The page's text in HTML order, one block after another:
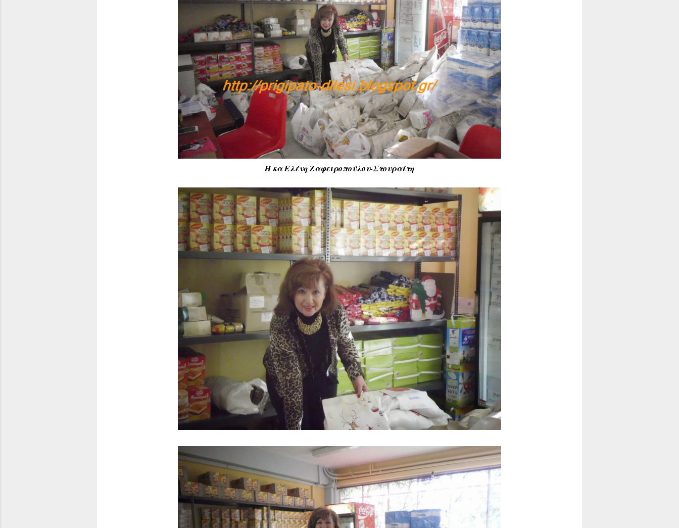
Η κα Ελένη Ζαφειροπούλου-Στουραίτη